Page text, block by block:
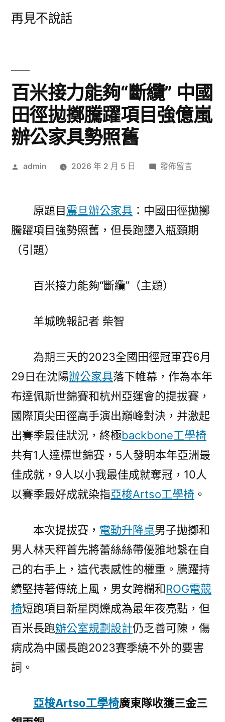
再見不說話
百米接力能夠“斷纜” 中國
田徑拋擲騰躍項目強億嵐
辦公家具勢照舊
作
admin 2026 年 2 月 5 日
在
接
能
纜”
中
擲
騰
躍
目
強
億
嵐
辦
公
勢
照
發佈留言
原題目震旦辦公家具 ：中國田徑拋擲
騰躍項目強勢照舊，但長跑墮入瓶頸期
（引題）
百米接力能夠“斷纜”（主題）
羊城晚報記者 柴智
為期三天的2023全國田徑冠軍賽6月
29日在沈陽辦公家具落下帷幕，作為本年
布達佩斯世錦賽和杭州亞運會的提拔賽，
國際頂尖田徑高手演出巔峰對決，并激起
出賽季最佳狀況，終極backbone工學椅
共有1人達標世錦賽，5人發明本年亞洲最
佳成就，9人以小我最佳成就奪冠，10人
以賽季最好成就染指亞梭Artso工學椅 。
本次提拔賽， 電動升降桌男子拋擲和
男人林天秤首先將蕾絲絲帶優雅地繫在自
己的右手上，這代表感性的權重。騰躍持
續堅持著傳統上風，男女跨欄和ROG電競
椅短跑項目新星閃爍成為最年夜亮點，但
百米長跑辦公室規劃設計仍乏善可陳，傷
病成為中國長跑2023賽季繞不外的要害
詞。
亞梭Artso工學椅廣東隊收獲三金三